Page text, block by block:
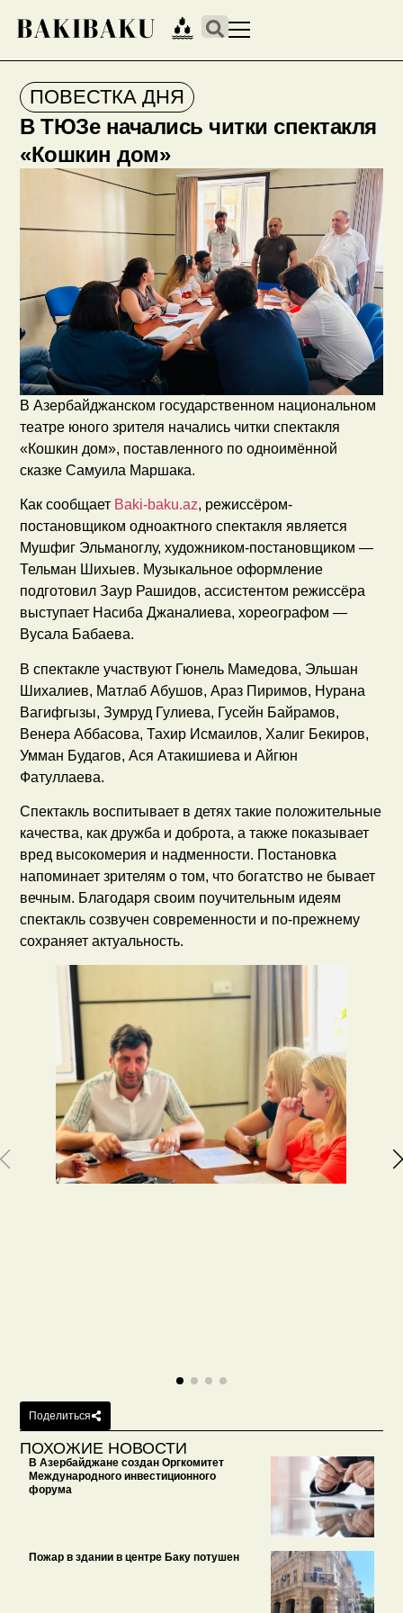
ПОВЕСТКА ДНЯ
В ТЮЗе начались читки спектакля
«Кошкин дом»
В Азербайджанском государственном национальном
театре юного зрителя начались читки спектакля
«Кошкин дом», поставленного по одноимённой
сказке Самуила Маршака.
Как сообщает Baki-baku.az, режиссёром-
постановщиком одноактного спектакля является
Мушфиг Эльманоглу, художником-постановщиком —
Тельман Шихыев. Музыкальное оформление
подготовил Заур Рашидов, ассистентом режиссёра
выступает Насиба Джаналиева, хореографом —
Вусала Бабаева.
В спектакле участвуют Гюнель Мамедова, Эльшан
Шихалиев, Матлаб Абушов, Араз Пиримов, Нурана
Вагифгызы, Зумруд Гулиева, Гусейн Байрамов,
Венера Аббасова, Тахир Исмаилов, Халиг Бекиров,
Умман Будагов, Ася Атакишиева и Айгюн
Фатуллаева.
Спектакль воспитывает в детях такие положительные
качества, как дружба и доброта, а также показывает
вред высокомерия и надменности. Постановка
напоминает зрителям о том, что богатство не бывает
вечным. Благодаря своим поучительным идеям
спектакль созвучен современности и по-прежнему
сохраняет актуальность.
Поделиться
ПОХОЖИЕ НОВОСТИ
В Азербайджане создан Оргкомитет
Международного инвестиционного
форума
Пожар в здании в центре Баку потушен